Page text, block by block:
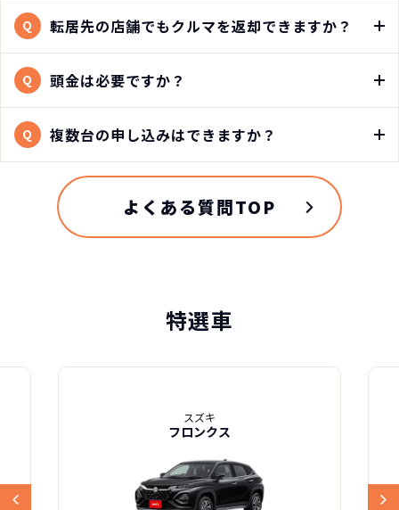
Q 転居先の店舗でもクルマを返却できますか？
Q 頭金は必要ですか？
Q 複数台の申し込みはできますか？
よくある質問TOP
特選車
スズキ
フロンクス